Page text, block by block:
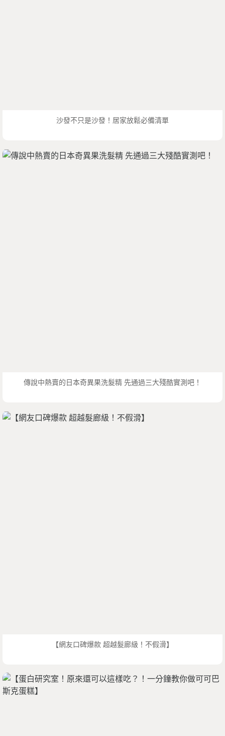
沙發不只是沙發！居家放鬆必備清單
傳說中熱賣的日本奇異果洗髮精 先通過三大殘酷實測吧！
【網友口碑爆款 超越髮廊級！不假滑】